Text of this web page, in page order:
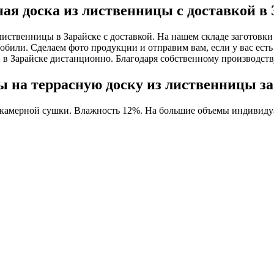
доска из лиственницы с доставкой в
в Зарайске с доставкой. На нашем складе
Сделаем фото продукции и отправим вам, если у вас
Зарайске дистанционно. Благодаря собственному
на террасную доску из лиственницы
сушки. Влажность 12%. На большие объемы